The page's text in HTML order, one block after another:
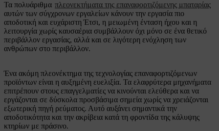
Τα πολυάριθμα πλεονεκτήματα της επαναφορτιζόμενης μπαταρίας
αυτών των σύγχρονων εργαλείων κάνουν την εργασία πιο
αποδοτική και ευχάριστη Έτσι, η μειωμένη ένταση ήχου και η
λειτουργία χωρίς καυσαέρια συμβάλλουν όχι μόνο σε ένα θετικό
περιβάλλον εργασίας, αλλά και σε λιγότερη ενόχληση των
ανθρώπων στο περιβάλλον.
Ένα ακόμη πλεονέκτημα της τεχνολογίας επαναφορτιζόμενων
προϊόντων είναι η αυξημένη ευελιξία. Τα ελαφρύτερα μηχανήματα
επιτρέπουν στους επαγγελματίες να κινούνται ελεύθερα και να
εργάζονται σε δύσκολα προσβάσιμα σημεία χωρίς να χρειάζονται
εξωτερική πηγή ρεύματος. Αυτό αυξάνει σημαντικά την
αποδοτικότητα και την ακρίβεια κατά τη φροντίδα της κάλυψης
κτηρίων με πράσινο.